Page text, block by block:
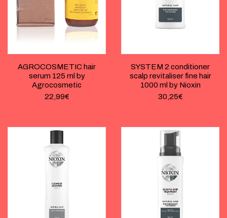
AGROCOSMETIC hair
serum 125 ml by
Agrocosmetic
22,99€
SYSTEM 2 conditioner
scalp revitaliser fine hair
1000 ml by Nioxin
30,25€